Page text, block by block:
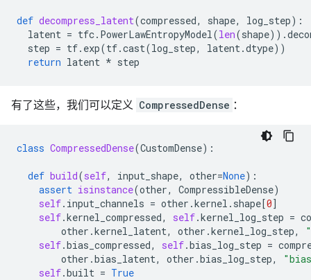
def decompress_latent(compressed, shape, log_step):
latent = tfc. PowerLawEntropyModel(len(shape)) .
step = tf. exp(tf.cast(log_step, latent.dtype))
return latent * step
有了这些，我们可以定义 CompressedDense ：
class CompressedDense(CustomDense):
def build(self, input_shape, other=None):
assert isinstance(other, CompressibleDense)
self. input_channels = other .kernel . shape[0]
self.kernel_compressed, self.kernel_log_step =
other .kernel_latent, other .kernel_log_step,
self.bias_compressed, self.bias_log_step =
other .bias_latent, other .bias_log_step,
self.built = True